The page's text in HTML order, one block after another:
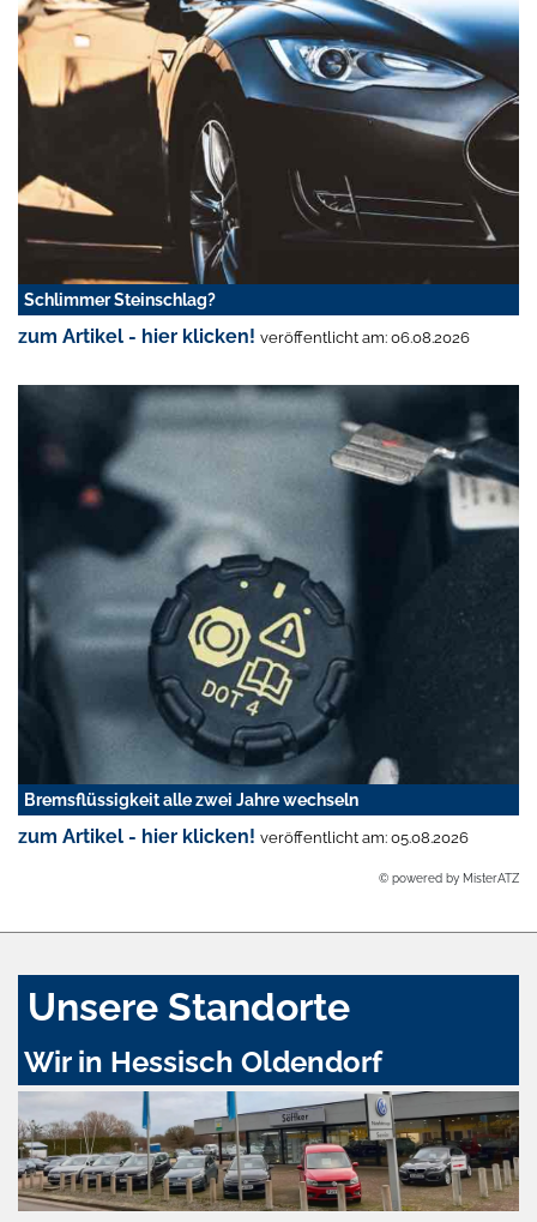
Schlimmer Steinschlag?
zum Artikel - hier klicken! veröffentlicht am: 06.08.2026
Bremsflüssigkeit alle zwei Jahre wechseln
zum Artikel - hier klicken! veröffentlicht am: 05.08.2026
© powered by MisterATZ
Unsere Standorte
Wir in Hessisch Oldendorf